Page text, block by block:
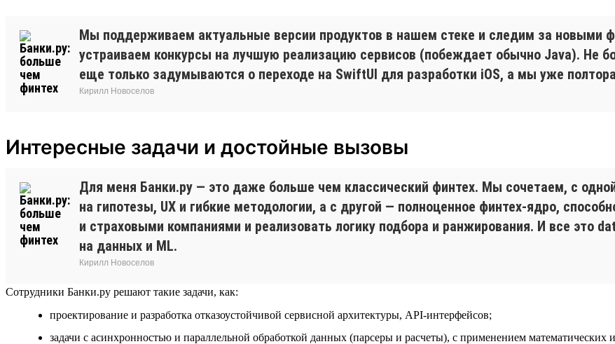
Мы поддерживаем актуальные версии продуктов в нашем стеке и следим за новыми
устраиваем конкурсы на лучшую реализацию сервисов (побеждает обычно Java). Не
еще только задумываются о переходе на SwiftUI для разработки iOS, а мы уже
Кирилл Новоселов
Интересные задачи и достойные вызовы
Для меня Банки.ру — это даже больше чем классический финтех. Мы сочетаем, с
на гипотезы, UX и гибкие методологии, а с другой — полноценное финтех-ядро,
и страховыми компаниями и реализовать логику подбора и ранжирования. И все это
на данных и ML.
Кирилл Новоселов
Сотрудники Банки.ру решают такие задачи, как:
проектирование и разработка отказоустойчивой сервисной архитектуры, API-интерфейсов;
задачи с асинхронностью и параллельной обработкой данных (парсеры и расчеты), с применением математических